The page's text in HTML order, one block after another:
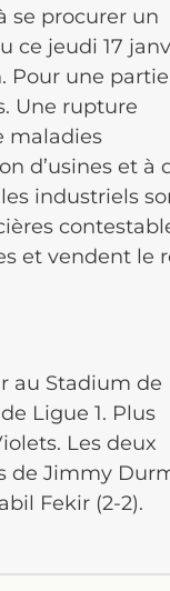
se procurer un
ce jeudi 17
Pour une partie
Une rupture
maladies
d’usines et à
industriels
et vendent le
au Stadium de
Ligue 1. Plus
Les deux
de Jimmy
Fekir (2-2).